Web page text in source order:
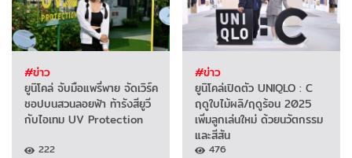
#ข่าว
ยูนิโคล่ จับมือแพรี่พาย จัดเวิร์ค
ชอปบนสวนลอยฟ้า ท้ารังสียูวี
กับไอเทม UV Protection
222
#ข่าว
ยูนิโคล่เปิดตัว UNIQLO : C
ฤดูใบไม้ผลิ/ฤดูร้อน 2025
เพิ่มลูกเล่นใหม่ ด้วยนวัตกรรม
และสีสัน
476